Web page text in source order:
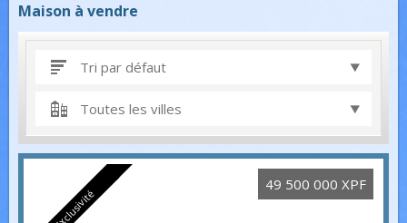
Maison à vendre
Tri par défaut
Toutes les villes
Exclusivité
49 500 000 XPF